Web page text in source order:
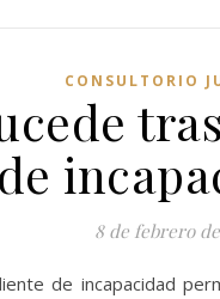
CONSULTORIO
8 de febrero
de incapacidad